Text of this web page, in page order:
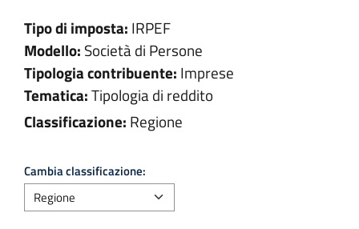
Tipo di imposta: IRPEF
Modello: Società di Persone
Tipologia contribuente: Imprese
Tematica:Tipologia di reddito
Classificazione: Regione
Cambia classificazione: